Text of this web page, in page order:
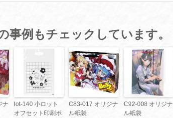
事例もチェックしています。
ナ
lot-140 小ロット
オフセット印刷ポ
C83-017 オリジナ
ル紙袋
C92-008 オリジナ
ル紙袋